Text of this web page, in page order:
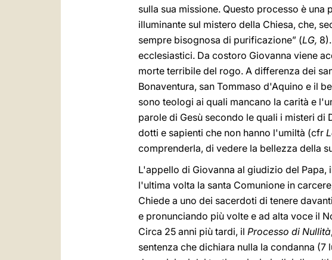
sulla sua missione. Questo processo è
illuminante sul mistero della Chiesa, che,
sempre bisognosa di purificazione” (LG,
ecclesiastici. Da costoro Giovanna viene
morte terribile del rogo. A differenza dei
Bonaventura, san Tommaso d'Aquino e il
sono teologi ai quali mancano la carità e
parole di Gesù secondo le quali i misteri
dotti e sapienti che non hanno l'umiltà (cfr
comprenderla, di vedere la bellezza della
L'appello di Giovanna al giudizio del
l'ultima volta la santa Comunione in
Chiede a uno dei sacerdoti di tenere
e pronunciando più volte e ad alta voce il
Circa 25 anni più tardi, il Processo di Nullità
sentenza che dichiara nulla la condanna (7